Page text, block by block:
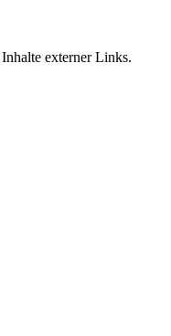
externer Links.